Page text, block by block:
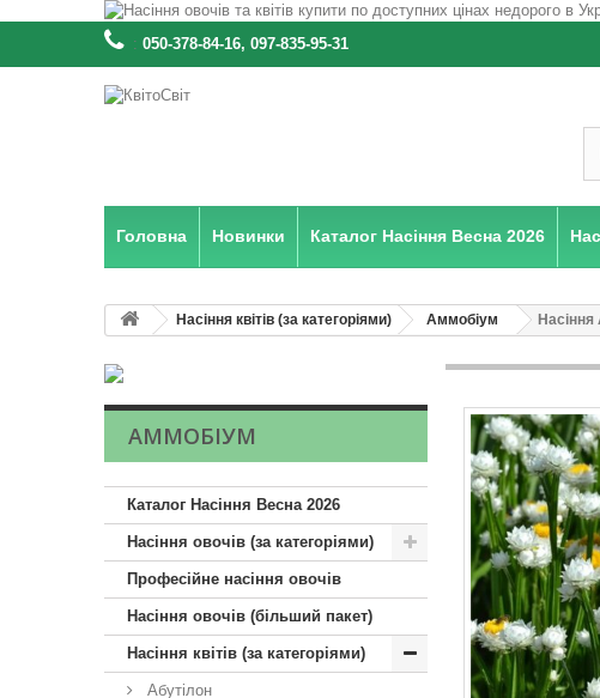
: 050-378-84-16, 097-835-95-31
Головна Новинки Каталог Насіння Весна 2026
Насіння квітів (за категоріями) Аммобіум
АММОБІУМ
Каталог Насіння Весна 2026
Насіння овочів (за категоріями)
Професійне насіння овочів
Насіння овочів (більший пакет)
Насіння квітів (за категоріями)
Абутілон